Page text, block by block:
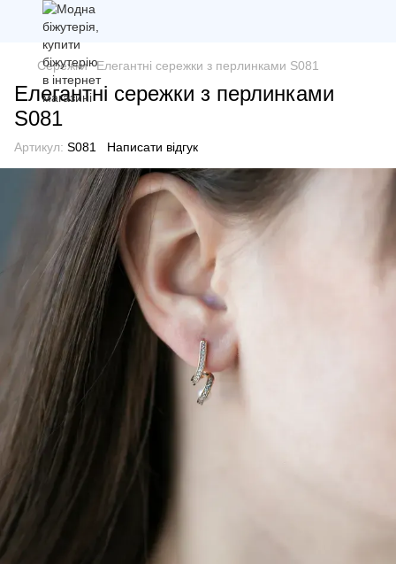
Сережки Елегантні сережки з перлинками S081
Елегантні сережки з перлинками
S081
Артикул: S081 Написати відгук